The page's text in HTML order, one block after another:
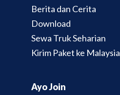
Berita dan Cerita
Download
Sewa Truk Seharian
Kirim Paket ke Malaysia
Ayo Join